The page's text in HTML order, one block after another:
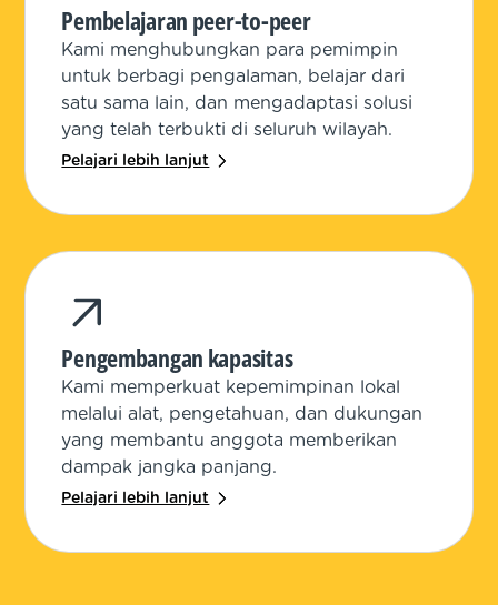
Pembelajaran peer-to-peer
Kami menghubungkan para pemimpin
untuk berbagi pengalaman, belajar dari
satu sama lain, dan mengadaptasi solusi
yang telah terbukti di seluruh wilayah.
Pelajari lebih lanjut
Pengembangan kapasitas
Kami memperkuat kepemimpinan lokal
melalui alat, pengetahuan, dan dukungan
yang membantu anggota memberikan
dampak jangka panjang.
Pelajari lebih lanjut